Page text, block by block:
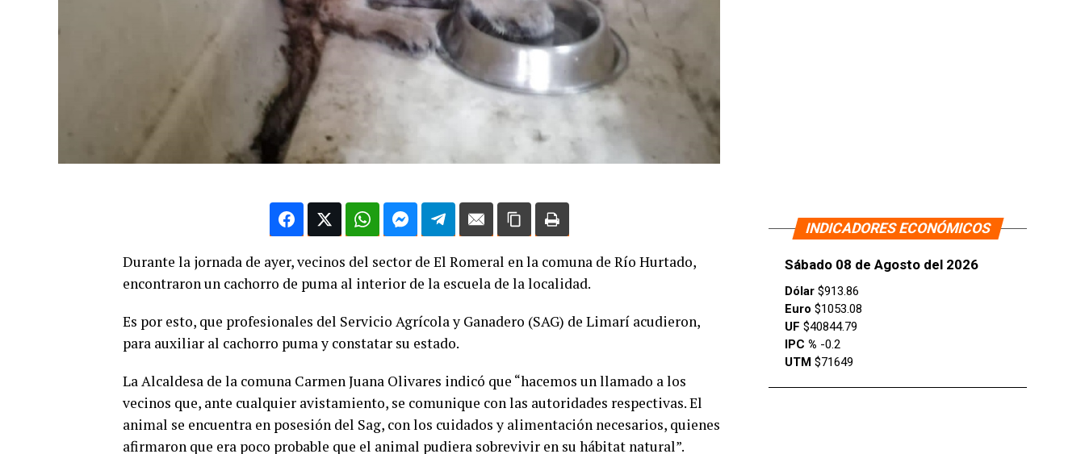
Durante la jornada de ayer, vecinos del sector de El Romeral en la comuna de Río Hurtado,
encontraron un cachorro de puma al interior de la escuela de la localidad.
Es por esto, que profesionales del Servicio Agrícola y Ganadero (SAG) de Limarí acudieron,
para auxiliar al cachorro puma y constatar su estado.
La Alcaldesa de la comuna Carmen Juana Olivares indicó que “hacemos un llamado a los
vecinos que, ante cualquier avistamiento, se comunique con las autoridades respectivas. El
animal se encuentra en posesión del Sag, con los cuidados y alimentación necesarios, quienes
afirmaron que era poco probable que el animal pudiera sobrevivir en su hábitat natural”.
INDICADORES ECONÓMICOS
Sábado 08 de Agosto del 2026
Dólar $913.86
Euro $1053.08
UF $40844.79
IPC % -0.2
UTM $71649